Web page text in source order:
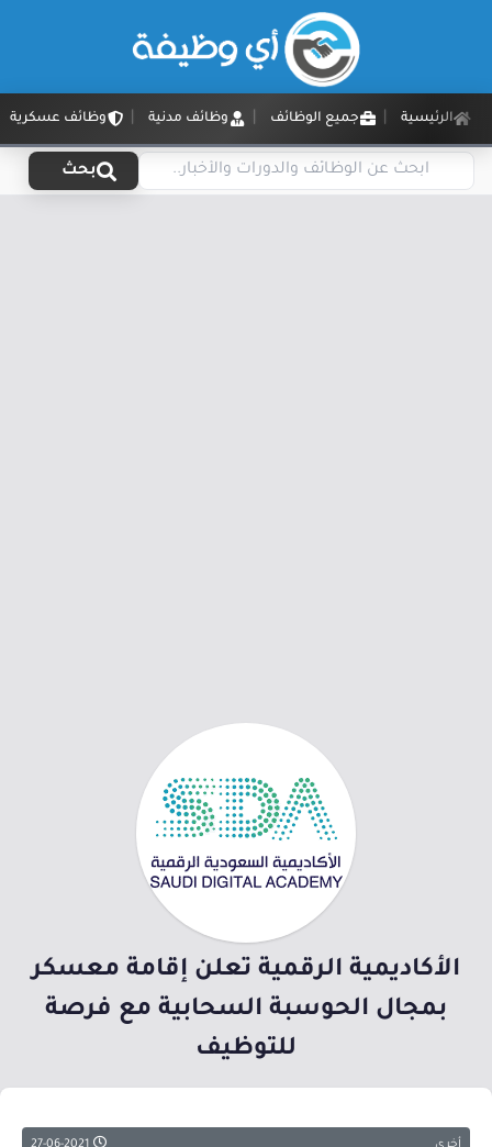
الرئيسية جميع الوظائف وظائف مدنية وظائف عسكرية
بحث
الأكاديمية الرقمية تعلن إقامة معسكر
بمجال الحوسبة السحابية مع فرصة
للتوظيف